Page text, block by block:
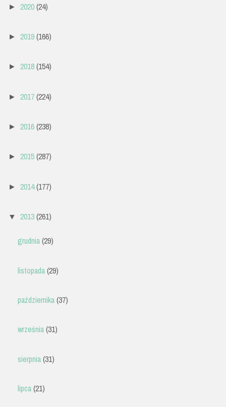
► 2020(24)
► 2019(166)
► 2018(154)
► 2017(224)
► 2016(238)
► 2015(287)
► 2014(177)
▼ 2013(261)
grudnia(29)
listopada(29)
października(37)
września(31)
sierpnia(31)
lipca(21)